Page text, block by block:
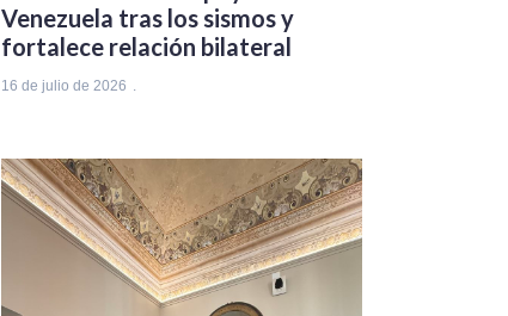
Venezuela tras los sismos y
fortalece relación bilateral
16 de julio de 2026